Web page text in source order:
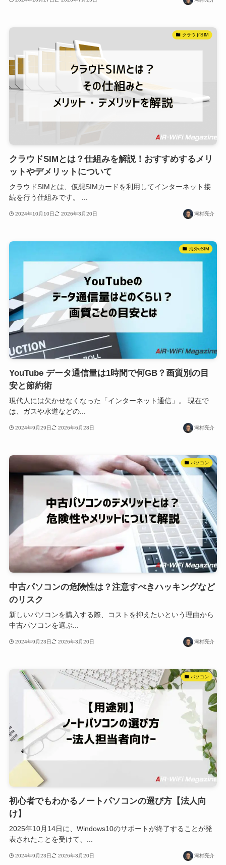
クラウドSIM
クラウドSIMとは？仕組みを解説！おすすめするメリ
ットやデメリットについて
クラウドSIMとは、仮想SIMカードを利用してインターネット接
続を行う仕組みです。 ...
2024年10月10日 2026年3月20日 河村亮介
海外eSIM
YouTube データ通信量は1時間で何GB？画質別の目
安と節約術
現代人には欠かせなくなった「インターネット通信」。 現在で
は、ガスや水道などの...
2024年9月29日 2026年6月28日 河村亮介
パソコン
中古パソコンの危険性は？注意すべきハッキングなど
のリスク
新しいパソコンを購入する際、コストを抑えたいという理由から
中古パソコンを選ぶ...
2024年9月23日 2026年3月20日 河村亮介
パソコン
初心者でもわかるノートパソコンの選び方【法人向
け】
2025年10月14日に、Windows10のサポートが終了することが発
表されたことを受けて、...
2024年9月23日 2026年3月20日 河村亮介